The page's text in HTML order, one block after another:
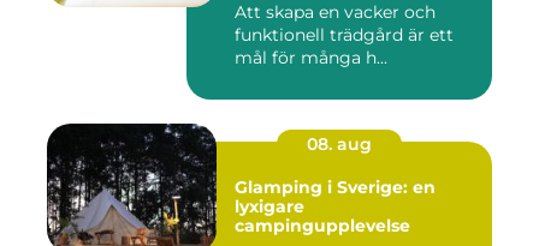
Att skapa en vacker och
funktionell trädgård är ett
mål för många h...
08. aug
Glamping i Sverige: en
lyxigare
campingupplevelse